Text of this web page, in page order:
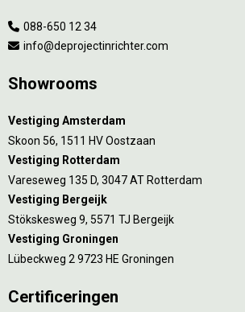
088-650 12 34
info@deprojectinrichter.com
Showrooms
Vestiging Amsterdam
Skoon 56, 1511 HV Oostzaan
Vestiging Rotterdam
Vareseweg 135 D, 3047 AT Rotterdam
Vestiging Bergeijk
Stökskesweg 9, 5571 TJ Bergeijk
Vestiging Groningen
Lübeckweg 2 9723 HE Groningen
Certificeringen